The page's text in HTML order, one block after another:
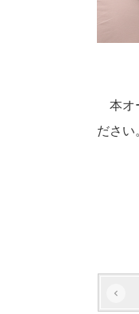
本オ
ださい。